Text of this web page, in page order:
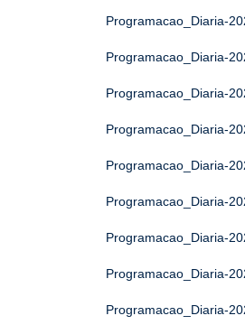
Programacao_Diaria-
Programacao_Diaria-
Programacao_Diaria-
Programacao_Diaria-
Programacao_Diaria-
Programacao_Diaria-
Programacao_Diaria-
Programacao_Diaria-
Programacao_Diaria-